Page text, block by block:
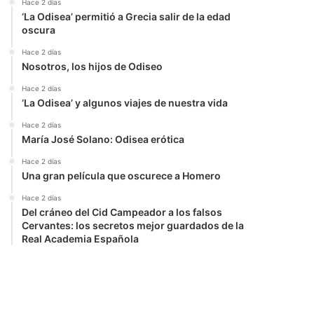
Hace 2 días
‘La Odisea’ permitió a Grecia salir de la edad
oscura
Hace 2 días
Nosotros, los hijos de Odiseo
Hace 2 días
‘La Odisea’ y algunos viajes de nuestra vida
Hace 2 días
María José Solano: Odisea erótica
Hace 2 días
Una gran película que oscurece a Homero
Hace 2 días
Del cráneo del Cid Campeador a los falsos
Cervantes: los secretos mejor guardados de la
Real Academia Española